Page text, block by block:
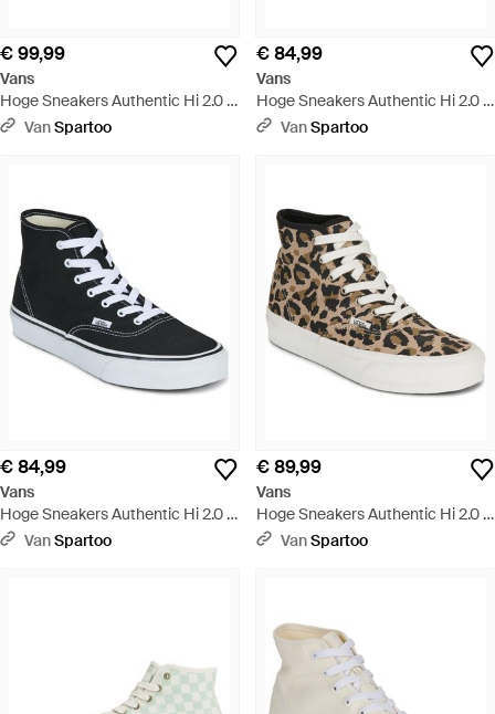
€ 99,99
Vans
Hoge Sneakers Authentic Hi 2.0 -
Zwart
VanSpartoo
€ 84,99
Vans
Hoge Sneakers Authentic Hi 2.0 -
Blauw
VanSpartoo
€ 84,99
Vans
Hoge Sneakers Authentic Hi 2.0 -
Blauw
VanSpartoo
€ 89,99
Vans
Hoge Sneakers Authentic Hi 2.0 -
BruinVanSpartoo